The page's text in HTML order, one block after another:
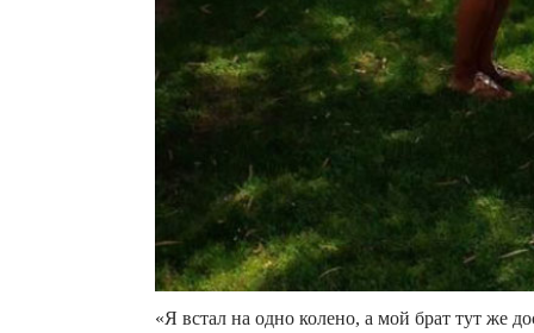
«Я встал на одно колено, а мой брат тут же